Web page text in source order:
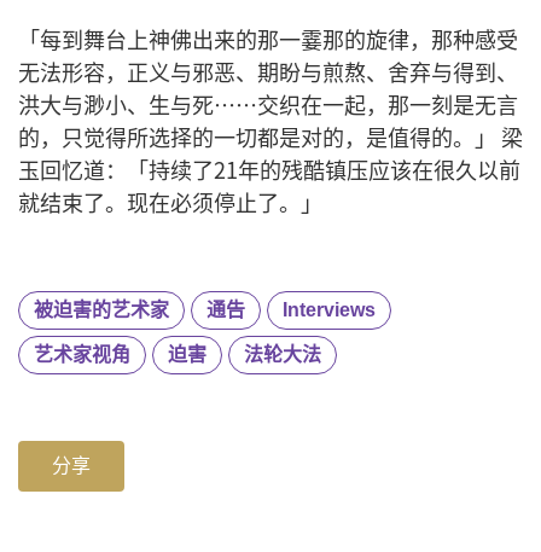
「每到舞台上神佛出来的那一霎那的旋律，那种感受
无法形容，正义与邪恶、期盼与煎熬、舍弃与得到、
洪大与渺小、生与死……交织在一起，那一刻是无言
的，只觉得所选择的一切都是对的，是值得的。」 梁
玉回忆道：「持续了21年的残酷镇压应该在很久以前
就结束了。现在必须停止了。」
被迫害的艺术家 通告 Interviews
艺术家视角 迫害 法轮大法
分享